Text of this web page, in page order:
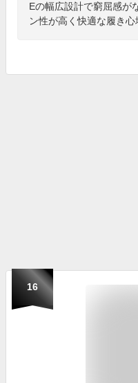
Eの幅広設計で窮屈感が
ン性が高く快適な履き心
16